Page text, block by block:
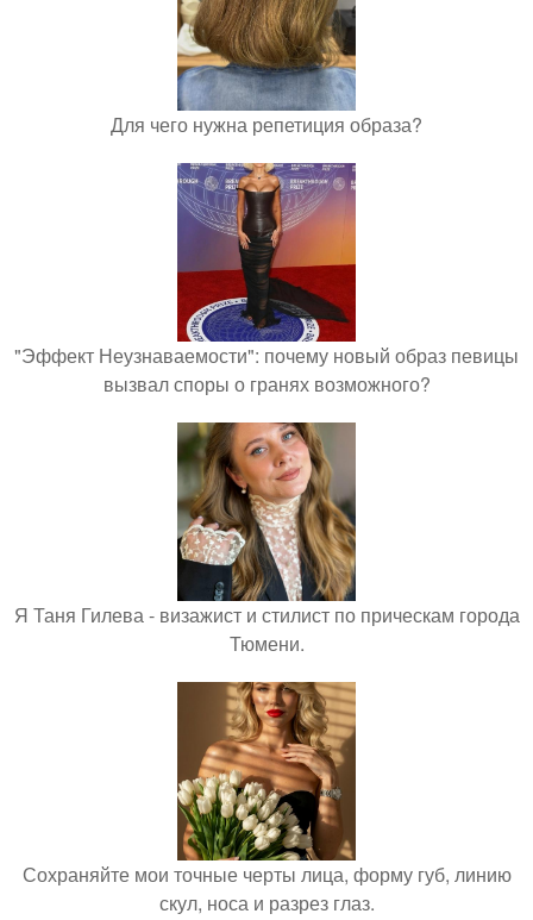
Для чего нужна репетиция образа?
"Эффект Неузнаваемости": почему новый образ певицы
вызвал споры о гранях возможного?
Я Таня Гилева - визажист и стилист по прическам города
Тюмени.
Сохраняйте мои точные черты лица, форму губ, линию
скул, носа и разрез глаз.